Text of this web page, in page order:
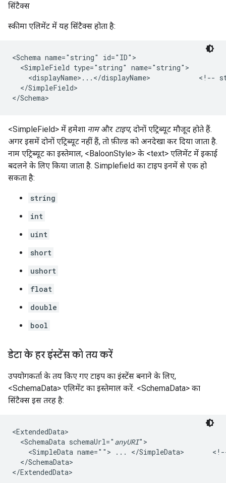
सिंटैक्स
स्कीमा एलिमेंट में यह सिंटैक्स होता है:
<Schema name="string" id="ID">
  <SimpleField type="string" name="string">
<displayName>...</displayName>
  </SimpleField>
</Schema>
<SimpleField> में हमेशा नामऔर टाइप, दोनों एट्रिब्यूट मौजूद होते हैं.
अगर इसमें दोनों एट्रिब्यूट नहीं हैं, तो फ़ील्ड को अनदेखा कर दिया जाता है.
नाम एट्रिब्यूट का इस्तेमाल, <BaloonStyle> के <text> एलिमेंट में इकाई
बदलने के लिए किया जाता है. Simplefield का टाइप इनमें से एक हो
सकता है:
string
int
uint
short
ushort
float
double
bool
डेटा के हर इंस्टेंस को तय करें
उपयोगकर्ता के तय किए गए टाइप का इंस्टेंस बनाने के लिए,
<SchemaData> एलिमेंट का इस्तेमाल करें. <SchemaData> का
सिंटैक्स इस तरह है:
<ExtendedData>
  <SchemaData schemaUrl="
anyURI">
<SimpleData name=""> ... </SimpleData>
  </SchemaData>
</ExtendedData>